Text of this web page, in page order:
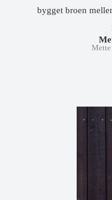
bygget broen
Mette